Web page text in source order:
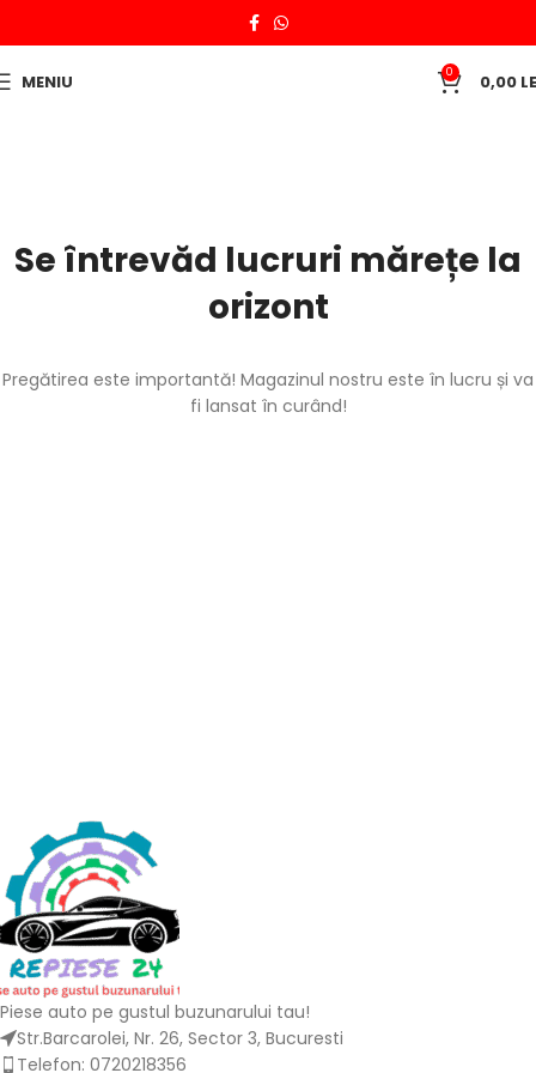
MENIU 0 0,00
Se întrevăd lucruri mărețe la
orizont
Pregătirea este importantă! Magazinul nostru este în lucru și va
fi lansat în curând!
Piese auto pe gustul buzunarului tau!
Str.Barcarolei, Nr. 26, Sector 3, Bucuresti
Telefon: 0720218356